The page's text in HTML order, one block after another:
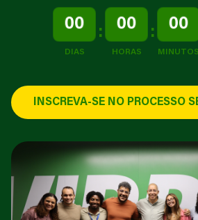
00
DIAS
: 00
HORAS
: 00
MINUTOS
INSCREVA-SE NO PROCESSO